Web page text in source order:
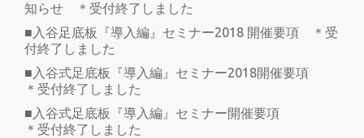
知らせ ＊受付終了しました
■入谷足底板『導入編』セミナー2018 開催要項 ＊受
付終了しました
■入谷式足底板『導入編』セミナー2018開催要項
＊受付終了しました
■入谷式足底板『導入編』セミナー開催要項
＊受付終了しました